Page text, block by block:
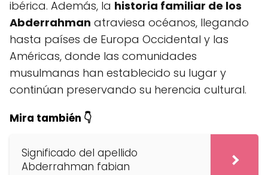
ibérica. Además, la historia familiar de los
Abderrahman atraviesa océanos, llegando
hasta países de Europa Occidental y las
Américas, donde las comunidades
musulmanas han establecido su lugar y
continúan preservando su herencia cultural.
Mira también 👇
Significado del apellido
Abderrahman fabian